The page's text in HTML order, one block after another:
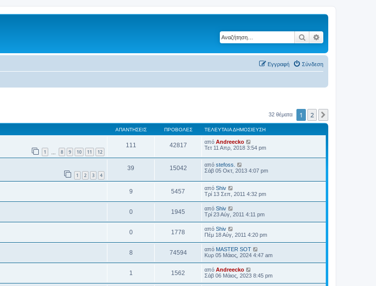
Αναζήτηση
Σύνδεση
Εγγραφή
32 θέματα 1 2
ΑΠΑΝΤΉΣΕΙΣ ΠΡΟΒΟΛΈΣ ΤΕΛΕΥΤΑΊΑ ΔΗΜΟΣΊΕΥΣΗ
1 8 9 10 11 12
111 42817 από Andreecko
Τετ 11 Απρ, 2018 3:54 pm
1 2 3 4
39 15042 από stefoss.
Σάβ 05 Οκτ, 2013 4:07 pm
9 5457 από Shiv
Τρί 13 Σεπ, 2011 4:32 pm
0 1945 από Shiv
Τρί 23 Αύγ, 2011 4:11 pm
0 1778 από Shiv
Πέμ 18 Αύγ, 2011 4:20 pm
8 74594 από MASTER SOT
Κυρ 05 Μάιος, 2024 4:47 am
1 1562 από Andreecko
Σάβ 06 Μάιος, 2023 8:45 pm